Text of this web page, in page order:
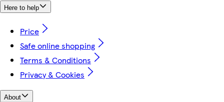
Here to help
Price
Safe online shopping
Terms & Conditions
Privacy & Cookies
About